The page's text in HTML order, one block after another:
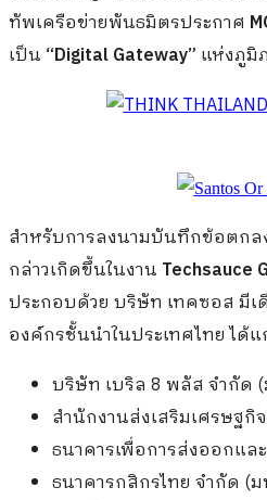
ทัพเครือข่ายพันธมิตรประกาศ
เป็น “Digital Gateway” แห่งภูมิ
สำหรับการลงนามบันทึกข้อตกล
กล่าวเกิดขึ้นในงาน Techsauce
ประกอบด้วย บริษัท เทคซอส มี
องค์กรชั้นนำในประเทศไทย ได้แ
บริษัท เบริล 8 พลัส จำกัด
สำนักงานส่งเสริมเศรษฐกิ
ธนาคารเพื่อการส่งออกแล
ธนาคารกสิกรไทย จำกัด (